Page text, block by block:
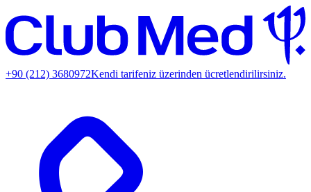
+90 (212) 3680972Kendi tarifeniz üzerinden ücretlendirilirsiniz.